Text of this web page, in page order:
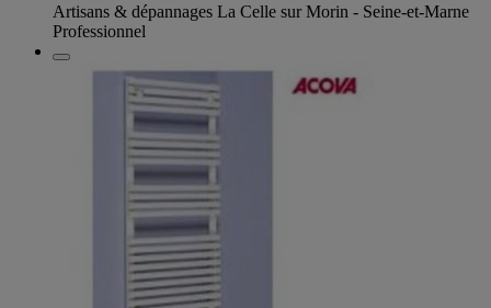
Artisans & dépannages La Celle sur Morin - Seine-et-Marne
Professionnel